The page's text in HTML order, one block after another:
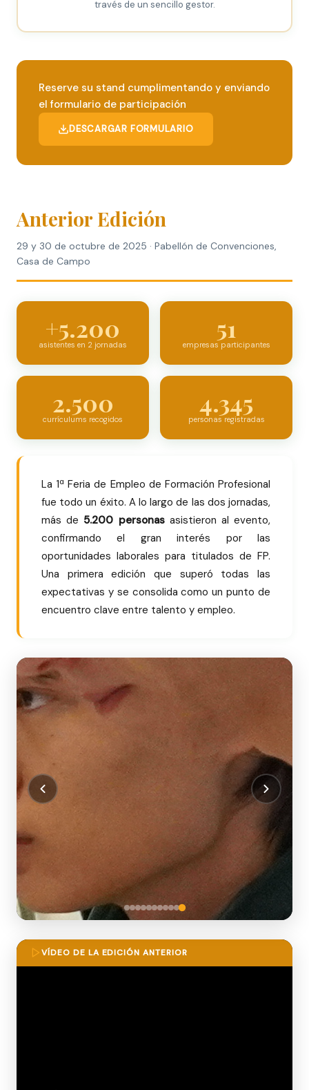
través de un sencillo gestor.
Reserve su stand cumplimentando y enviando
el formulario de participación
DESCARGAR FORMULARIO
Anterior Edición
29 y 30 de octubre de 2025 · Pabellón de Convenciones,
Casa de Campo
+5.200
asistentes en 2 jornadas
51
empresas participantes
2.500
currículums recogidos
4.345
personas registradas
La 1ª Feria de Empleo de Formación Profesional
fue todo un éxito. A lo largo de las dos jornadas,
más de 5.200 personasasistieron al evento,
confirmando el gran interés por las
oportunidades laborales para titulados de FP.
Una primera edición que superó todas las
expectativas y se consolida como un punto de
encuentro clave entre talento y empleo.
VÍDEO DE LA EDICIÓN ANTERIOR